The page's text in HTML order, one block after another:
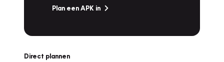
Plan een APK in
Direct plannen